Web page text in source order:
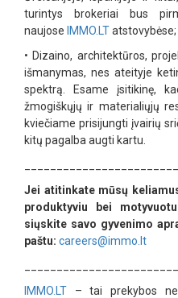
turintys brokeriai bus
naujose IMMO.LTatstovybėse;
• Dizaino, architektūros,
išmanymas, nes ateityje
spektrą. Esame įsitikinę,
žmogiškųjų ir materialiųjų
kviečiame prisijungti įvairių
kitų pagalba augti kartu.
Jei atitinkate mūsų
produktyviu bei motyvuotu
siųskite savo gyvenimo
paštu: careers@immo.lt
IMMO.LT – tai prekybos